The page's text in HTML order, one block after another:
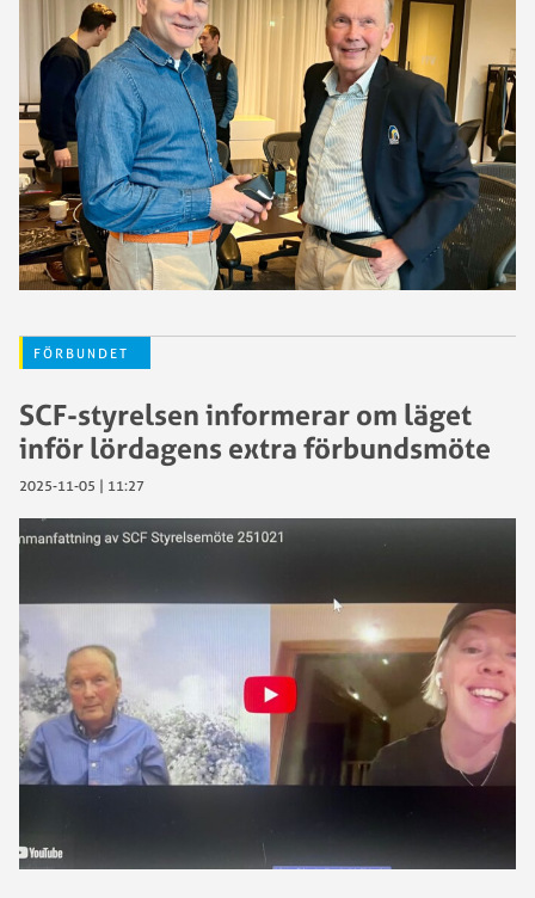
FÖRBUNDET
SCF-styrelsen informerar om läget
inför lördagens extra förbundsmöte
2025-11-05 | 11:27